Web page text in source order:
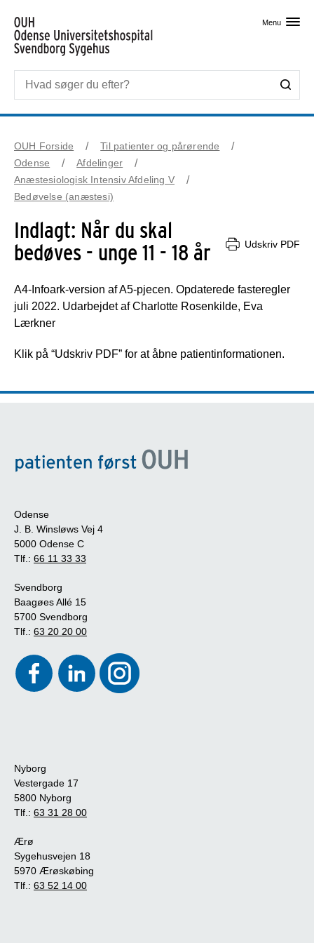
Menu
OUH Forside
Til patienter og pårørende
Odense
Afdelinger
Anæstesiologisk Intensiv Afdeling V
Bedøvelse (anæstesi)
Indlagt: Når du skal
bedøves - unge 11 - 18 år
Udskriv PDF
A4-Infoark-version af A5-pjecen. Opdaterede fasteregler
juli 2022. Udarbejdet af Charlotte Rosenkilde, Eva
Lærkner
Klik på “Udskriv PDF” for at åbne patientinformationen.
Odense
J. B. Winsløws Vej 4
5000 Odense C
Tlf.: 66 11 33 33
Svendborg
Baagøes Allé 15
5700 Svendborg
Tlf.: 63 20 20 00
Nyborg
Vestergade 17
5800 Nyborg
Tlf.: 63 31 28 00
Ærø
Sygehusvejen 18
5970 Ærøskøbing
Tlf.: 63 52 14 00